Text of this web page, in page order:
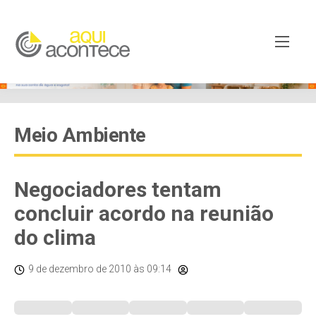
Meio Ambiente
Negociadores tentam
concluir acordo na reunião
do clima
9 de dezembro de 2010 às 09:14